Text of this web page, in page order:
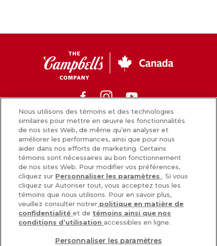
Canada
FacebookInstagram
Nouvelles
Comment nous préparons nos aliments
Carrières
Inscrivez-vous
Nous joindre
POLITIQUE DE CONFIDENTIALITÉ
Nous utilisons des témoins et des technologies
similaires pour mettre en œuvre les fonctionnalités
de nos sites Web, de même qu’en analyser et
améliorer les performances, ainsi que pour nous
aider dans nos efforts de marketing. Certains
témoins sont nécessaires au bon fonctionnement
de nos sites Web. Pour modifier vos préférences,
cliquez sur Personnaliser les paramètres . Si vous
cliquez sur Autoriser tout, vous acceptez tous les
témoins que nous utilisons. Pour en savoir plus,
veuillez consulter notrer politique en matière de
confidentialitéet de témoins ainsi que nos
conditions d’utilisation accessibles en ligne.
Personnaliser les paramètres